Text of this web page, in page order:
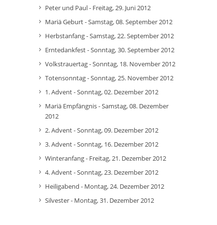
Peter und Paul - Freitag, 29. Juni 2012
Mariä Geburt - Samstag, 08. September 2012
Herbstanfang - Samstag, 22. September 2012
Erntedankfest - Sonntag, 30. September 2012
Volkstrauertag - Sonntag, 18. November 2012
Totensonntag - Sonntag, 25. November 2012
1. Advent - Sonntag, 02. Dezember 2012
Mariä Empfängnis - Samstag, 08. Dezember
2012
2. Advent - Sonntag, 09. Dezember 2012
3. Advent - Sonntag, 16. Dezember 2012
Winteranfang - Freitag, 21. Dezember 2012
4. Advent - Sonntag, 23. Dezember 2012
Heiligabend - Montag, 24. Dezember 2012
Silvester - Montag, 31. Dezember 2012